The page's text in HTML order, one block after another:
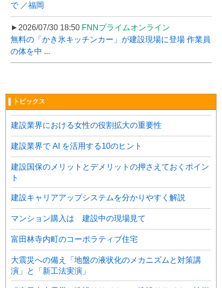
で ／福岡
►2026/07/30 18:50 FNNプライムオンライン
無料の「かき氷キッチンカー」が建設現場に登場 作業員
の体を中 ...
▌トピックス
建設業界における女性の役割拡大の重要性
建設業界で AI を活用する10のヒント
建設国保のメリットとデメリットの押さえておくポイン
ト
建設キャリアアップシステムを分かりやすく解説
マンション購入は 建設中の現場見て
富田林寺内町のコーポラティブ住宅
大震災への備え「地盤の液状化のメカニズムと対策講
演」と「新工法実演」